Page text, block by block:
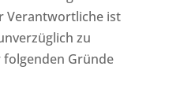
Verantwortliche ist
zu
Gründe